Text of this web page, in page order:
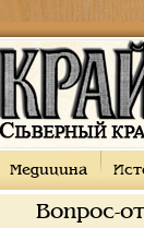
Медицина
Вопрос-